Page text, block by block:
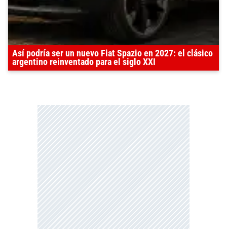
Así podría ser un nuevo Fiat Spazio en 2027: el clásico
argentino reinventado para el siglo XXI